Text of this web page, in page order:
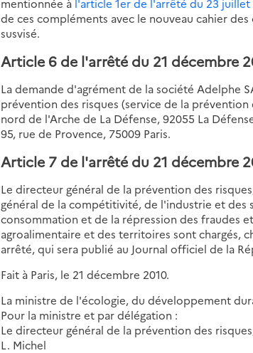
de ces compléments avec le nouveau cahier des
susvisé.
Article 6 de l'arrêté du 21 décembre
La demande d'agrément de la société Adelphe
prévention des risques (service de la
nord de l'Arche de La Défense, 92055 La
95, rue de Provence, 75009 Paris.
Article 7 de l'arrêté du 21 décembre
Le directeur général de la prévention des
général de la compétitivité, de l'industrie et des
consommation et de la répression des fraudes
agroalimentaire et des territoires sont chargés,
arrêté, qui sera publié au Journal officiel de la
Fait à Paris, le 21 décembre 2010.
La ministre de l'écologie, du développement
Pour la ministre et par délégation :
Le directeur général de la prévention des
L. Michel